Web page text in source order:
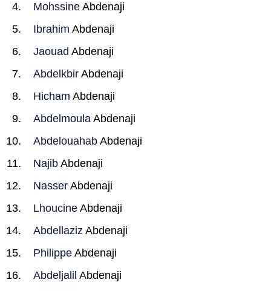
Mohssine Abdenaji
Ibrahim Abdenaji
Jaouad Abdenaji
Abdelkbir Abdenaji
Hicham Abdenaji
Abdelmoula Abdenaji
Abdelouahab Abdenaji
Najib Abdenaji
Nasser Abdenaji
Lhoucine Abdenaji
Abdellaziz Abdenaji
Philippe Abdenaji
Abdeljalil Abdenaji